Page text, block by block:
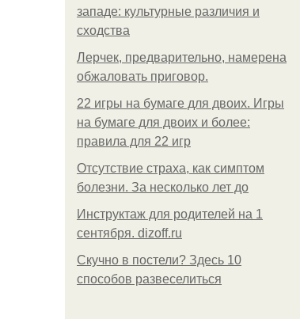
западе: культурные различия и
сходства
Лерчек, предварительно, намерена
обжаловать приговор.
22 игры на бумаге для двоих. Игры
на бумаге для двоих и более:
правила для 22 игр
Отсутствие страха, как симптом
болезни. За несколько лет до
Инструктаж для родителей на 1
сентября. dizoff.ru
Скучно в постели? Здесь 10
способов развеселиться